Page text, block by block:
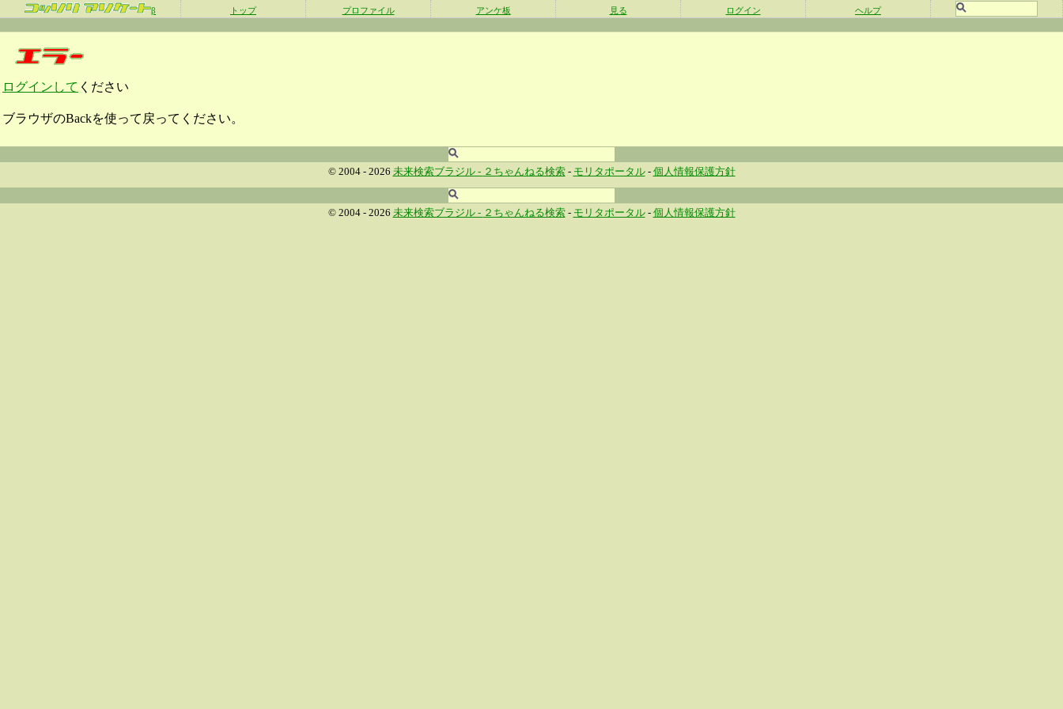
β トップ プロファイル アンケ板 見る ログイン ヘルプ
ログインして ください
ブラウザのBackを使って戻ってください。
© 2004 - 2026 未来検索ブラジル - ２ちゃんねる検索- モリタポータル- 個人情報保護方針
© 2004 - 2026 未来検索ブラジル - ２ちゃんねる検索- モリタポータル- 個人情報保護方針